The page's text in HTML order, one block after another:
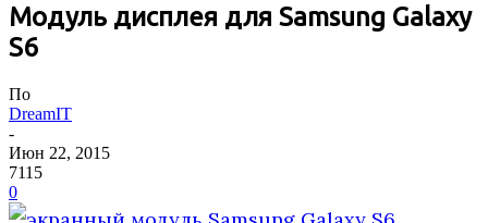
Модуль дисплея для Samsung Galaxy
S6
По
DreamIT
-
Июн 22, 2015
7115
0